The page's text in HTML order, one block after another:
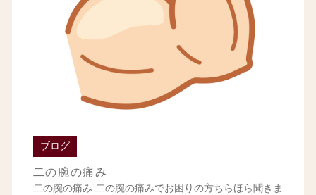
ブログ
二の腕の痛み
二の腕の痛み 二の腕の痛みでお困りの方ちらほら聞きま